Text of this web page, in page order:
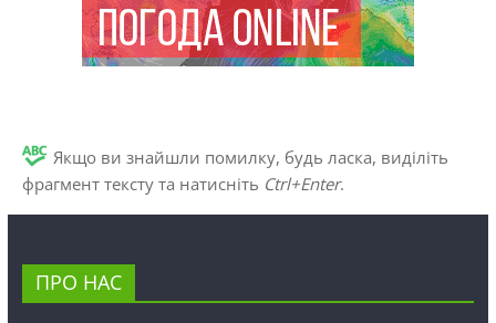
Якщо ви знайшли помилку, будь ласка, виділіть
фрагмент тексту та натисніть Ctrl+Enter.
ПРО НАС